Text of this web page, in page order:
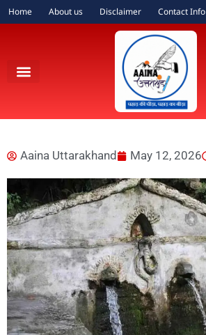
Home About us Disclaimer Contact Info
Aaina Uttarakhand May 12, 2026